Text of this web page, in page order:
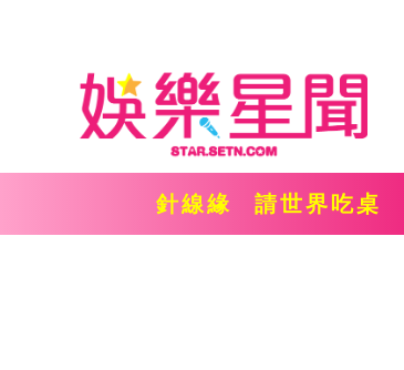
針線緣 請世界吃桌